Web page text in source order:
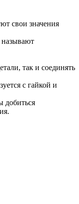
свои значения
так и соединять
с гайкой и
добиться